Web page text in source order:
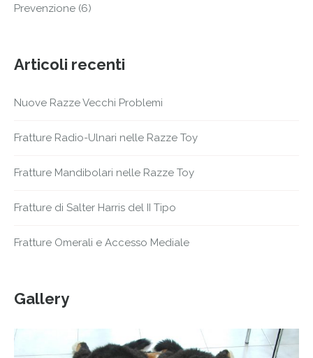
Prevenzione (6)
Articoli recenti
Nuove Razze Vecchi Problemi
Fratture Radio-Ulnari nelle Razze Toy
Fratture Mandibolari nelle Razze Toy
Fratture di Salter Harris del II Tipo
Fratture Omerali e Accesso Mediale
Gallery